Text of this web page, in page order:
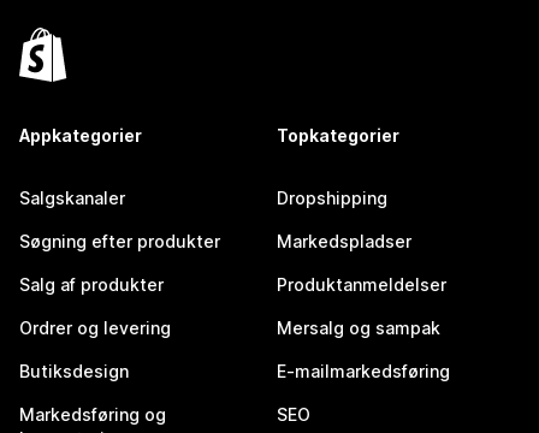
Appkategorier
Salgskanaler
Søgning efter produkter
Salg af produkter
Ordrer og levering
Butiksdesign
Markedsføring og
Topkategorier
Dropshipping
Markedspladser
Produktanmeldelser
Mersalg og sampak
E-mailmarkedsføring
SEO